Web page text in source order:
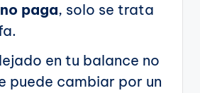
paga, solo se trata
en tu balance no
puede cambiar por un